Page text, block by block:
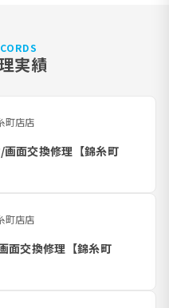
実績
町店店
面交換修理【錦糸町
町店店
面交換修理【錦糸町